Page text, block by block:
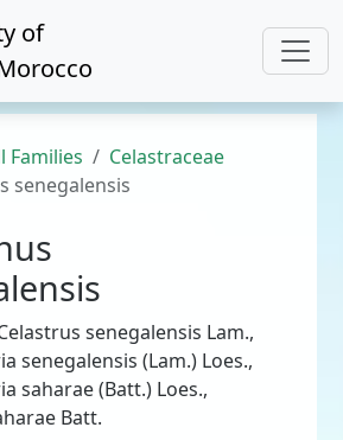
of
Families
Celastraceae
senegalensis
senegalensis Lam.,
senegalensis (Lam.) Loes.,
saharae (Batt.) Loes.,
Batt.